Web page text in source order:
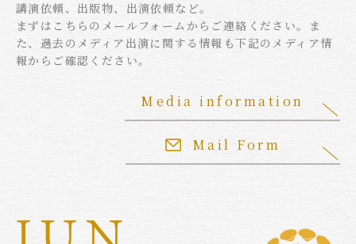
講演依頼、出版物、出演依頼など。
まずはこちらのメールフォームからご連絡ください。ま
た、過去のメディア出演に関する情報も下記のメディア情
報からご確認ください。
Mail Form
Media information